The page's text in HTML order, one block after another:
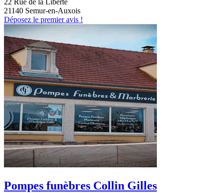
22 Rue de la Liberté
21140 Semur-en-Auxois
Déposez le premier avis !
Pompes funèbres Collin Gilles